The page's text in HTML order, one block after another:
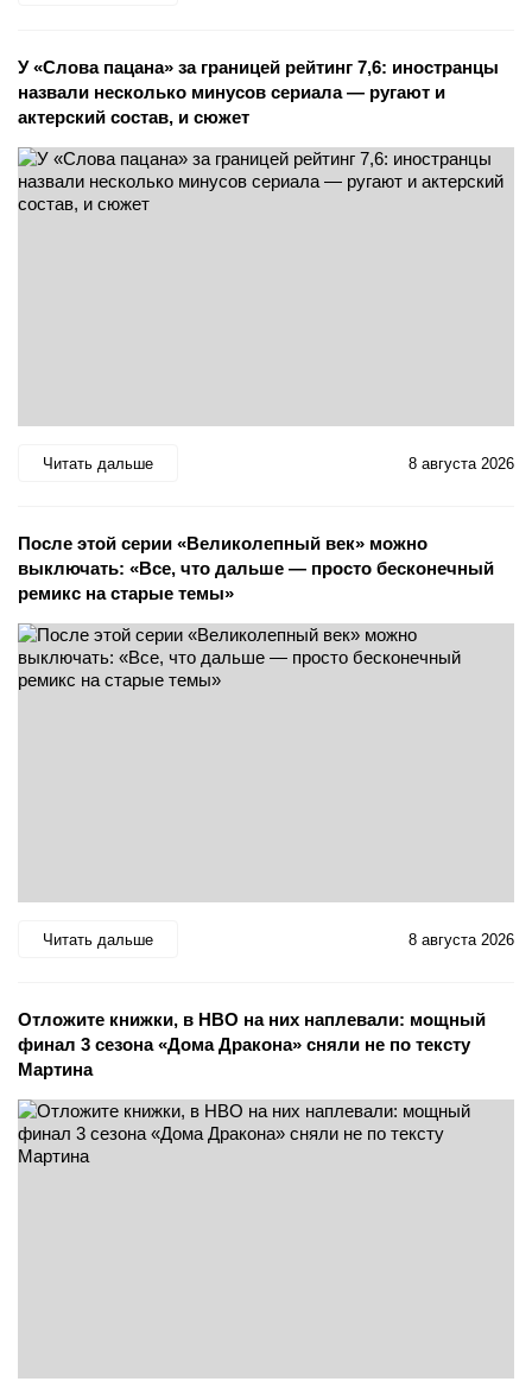
У «Слова пацана» за границей рейтинг 7,6: иностранцы
назвали несколько минусов сериала — ругают и
актерский состав, и сюжет
Читать дальше 8 августа 2026
После этой серии «Великолепный век» можно
выключать: «Все, что дальше — просто бесконечный
ремикс на старые темы»
Читать дальше 8 августа 2026
Отложите книжки, в HBO на них наплевали: мощный
финал 3 сезона «Дома Дракона» сняли не по тексту
Мартина